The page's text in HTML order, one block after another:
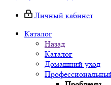
Личный кабинет
Каталог
Назад
Каталог
Домашний уход